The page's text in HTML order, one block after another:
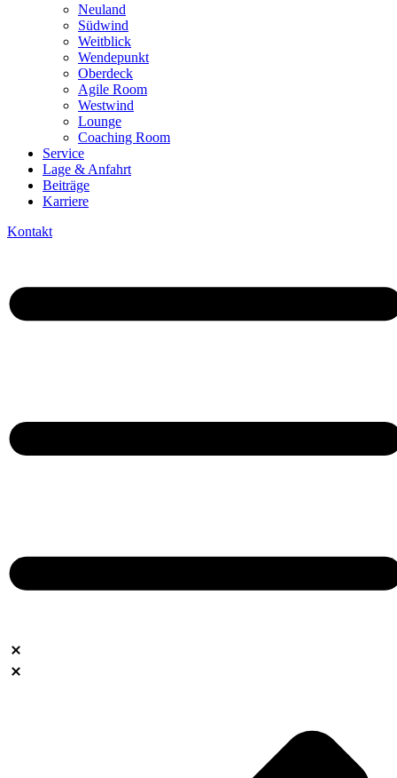
Neuland
Südwind
Weitblick
Wendepunkt
Oberdeck
Agile Room
Westwind
Lounge
Coaching Room
Service
Lage & Anfahrt
Beiträge
Karriere
Kontakt